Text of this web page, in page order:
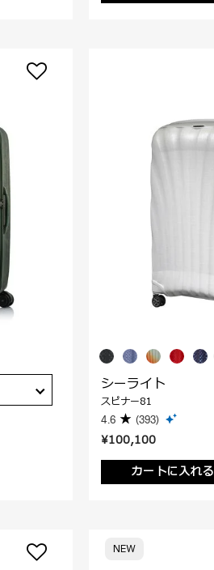
¥100,100
カートに入れる
シーライト
スピナー81
4.6 (393)
NEW